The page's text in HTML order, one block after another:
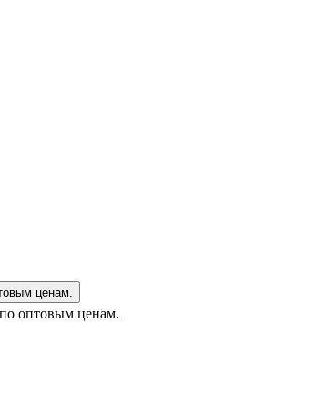
оптовым ценам.